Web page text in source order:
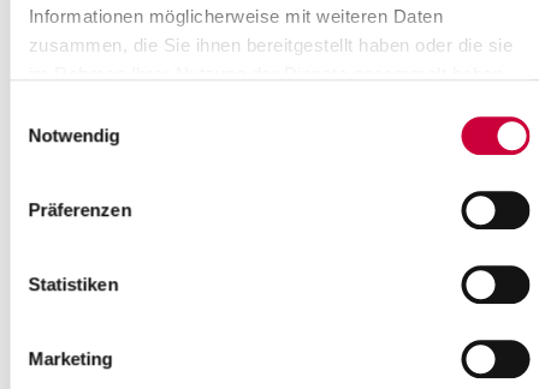
Informationen möglicherweise mit weiteren Daten
zusammen, die Sie ihnen bereitgestellt haben oder die sie
Notwendig
Präferenzen
Statistiken
Marketing
Rehaeinrichtungen...
15.03.20: Covid-19: Aktuelle
Die Kreisverwaltung Steinburg setzt mit einer Allgemeinverfügung
Im Kreis Steinburg gibt es aktuell drei...